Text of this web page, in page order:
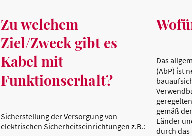
Zu welchem
Ziel/Zweck gibt es
Kabel mit
Funktionserhalt?
Sicherstellung der Versorgung von
elektrischen Sicherheitseinrichtungen z.B.:
Das
(AbP) ist
gemäß
Länder
durch